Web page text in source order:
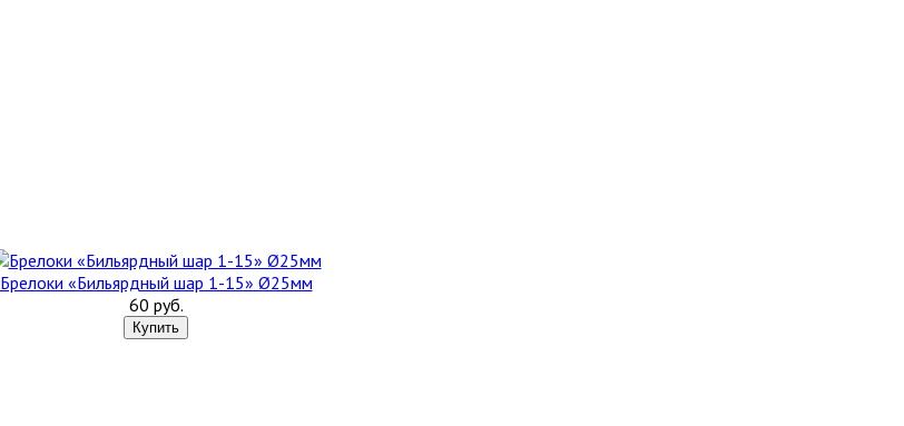
Брелоки «Бильярдный шар 1-15» Ø25мм
60 руб.